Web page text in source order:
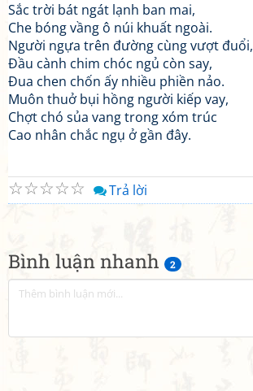
Bình luận nhanh 2
Sắc trời bát ngát lạnh ban mai,
Che bóng vầng ô núi khuất ngoài.
Người ngựa trên đường cùng vượt đuổi,
Đầu cành chim chóc ngủ còn say,
Đua chen chốn ấy nhiều phiền nảo.
Muôn thuở bụi hồng người kiếp vay,
Chợt chó sủa vang trong xóm trúc
Cao nhân chắc ngụ ở gần đây.
☆
☆
☆
☆
☆ Trả lời